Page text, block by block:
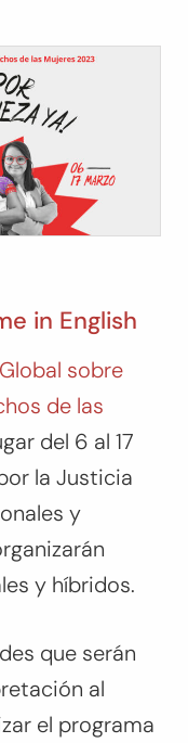
in English
sobre
de las
del 6 al 17
la Justicia
y
y híbridos.
que serán
al
el programa